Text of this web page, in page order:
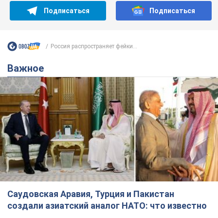
Подписаться Подписаться
Россия распространяет фейки...
Важное
Саудовская Аравия, Турция и Пакистан
создали азиатский аналог НАТО: что известно